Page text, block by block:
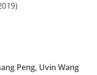
Peng, Uvin Wang